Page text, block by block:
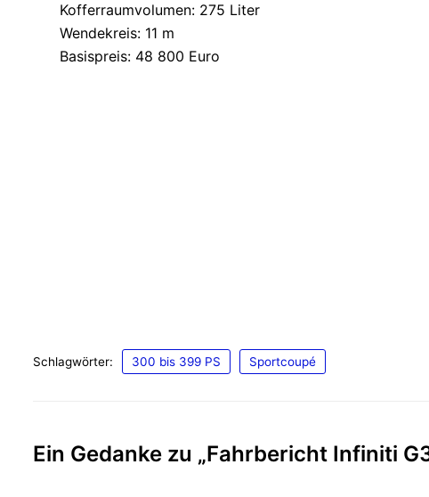
Kofferraumvolumen: 275 Liter
Wendekreis: 11 m
Basispreis: 48 800 Euro
Schlagwörter: 300 bis 399 PS Sportcoupé
Ein Gedanke zu „Fahrbericht Infiniti